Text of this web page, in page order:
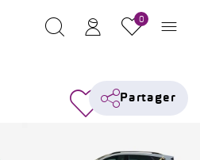
0
Partager